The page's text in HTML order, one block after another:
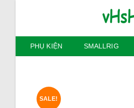
PHỤ KIỆN SMALLRIG
SALE!